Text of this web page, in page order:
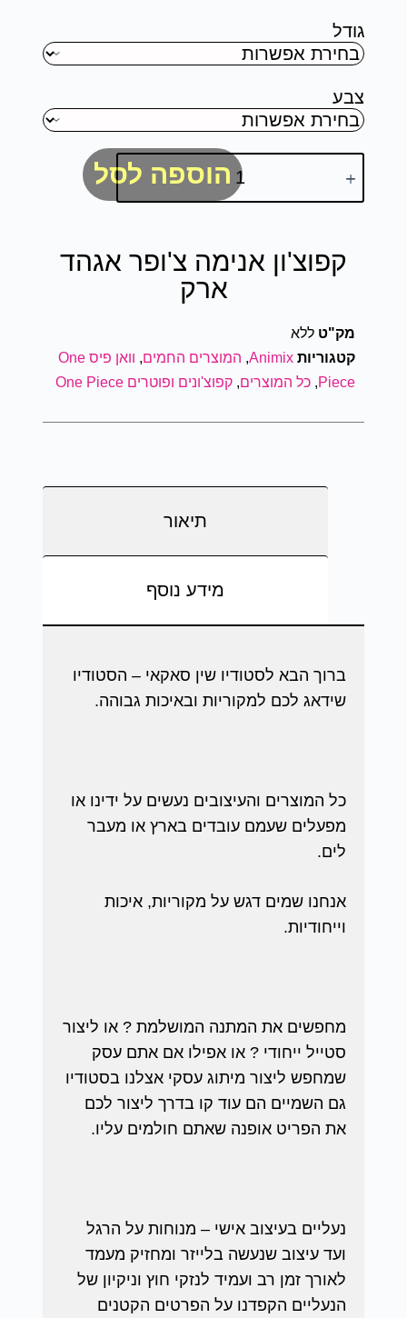
גודל
צבע
הוספה לסל
קפוצ'ון אנימה צ'ופר אגהד
ארק
מק"ט ללא
קטגוריות Animix
, המוצרים החמים,
וואן פיס One
Piece
, כל המוצרים, קפוצ'ונים ופוטרים One Piece
תיאור
מידע נוסף
ברוך הבא לסטודיו שין סאקאי – הסטודיו
שידאג לכם למקוריות ובאיכות גבוהה.
כל המוצרים והעיצובים נעשים על ידינו או
מפעלים שעמם עובדים בארץ או מעבר
לים.
אנחנו שמים דגש על מקוריות, איכות
וייחודיות.
מחפשים את המתנה המושלמת ? או ליצור
סטייל ייחודי ? או אפילו אם אתם עסק
שמחפש ליצור מיתוג עסקי אצלנו בסטודיו
גם השמיים הם עוד קו בדרך ליצור לכם
את הפריט אופנה שאתם חולמים עליו.
נעליים בעיצוב אישי – מנוחות על הרגל
ועד עיצוב שנעשה בלייזר ומחזיק מעמד
לאורך זמן רב ועמיד לנזקי חוץ וניקיון של
הנעליים הקפדנו על הפרטים הקטנים